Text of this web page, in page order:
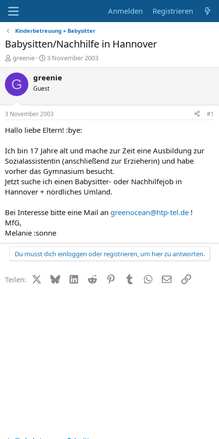
Anmelden Registrieren
Kinderbetreuung + Babysitter
Babysitten/Nachhilfe in Hannover
E
r
s
t
l
e
r
greenie
E
r
s
e
l
t
a
3 November 2003
G greenie
Guest
3 November 2003 #1
Hallo liebe Eltern! :bye:
Ich bin 17 Jahre alt und mache zur Zeit eine Ausbildung zur
Sozialassistentin (anschließend zur Erzieherin) und habe
vorher das Gymnasium besucht.
Jetzt suche ich einen Babysitter- oder Nachhilfejob in
Hannover + nördliches Umland.
Bei Interesse bitte eine Mail an greenocean@htp-tel.de !
MfG,
Melanie :sonne
Du musst dich einloggen oder registrieren, um hier zu antworten.
Teilen: X (Twitter)
BlueskyLinkedIn
Reddit PinterestTumblr WhatsApp
E-MailLink